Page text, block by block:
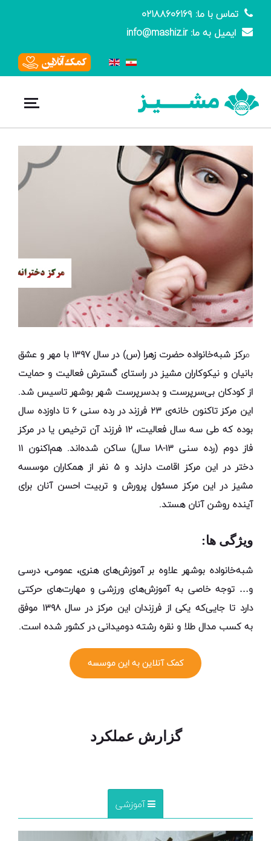
تماس با ما: ۰۲۱۸۸۶۰۶۱۶۹
ایمیل به ما: info@mashiz.ir
مرکز شبه‌خانواده حضرت زهرا (س) در سال 1397 با مهر و عشق
بانیان و نیکوکاران مشیز در راستای گسترش فعالیت و حمایت
از کودکان بی­‌سرپرست و بدسرپرست شهر بوشهر تاسیس شد.
این مرکز تاکنون خانه‌ی 23 فرزند در رده سنی 6 تا داوزده سال
بوده که طی سه سال فعالیت، 12 فرزند آن ترخیص یا در مرکز
فاز دوم (رده سنی 13-18 سال) ساکن شده‌اند. هم‌اکنون
11
دختر در این مرکز اقامت دارند و 5 نفر
از همکاران موسسه
مشیز در این مرکز مسئول پرورش و تربیت احسن آنان برای
آینده روشن آنان هستد.
ویژگی ها:
شبه­‌خانواده بوشهر علاوه بر آموزش­‌های هنری، عمومی، درسی
و… توجه خاصی به آموزش‌­های ورزشی و مهارت‌های حرکتی
دارد تا جایی­‌که یکی از فرزندان این مرکز در سال 1398 موفق
بهکسب مدال طلا و نقره رشته دومیدانی در کشورشده ­است.
کمک آنلاین به این موسسه
گزارش عملکرد
آموزشی